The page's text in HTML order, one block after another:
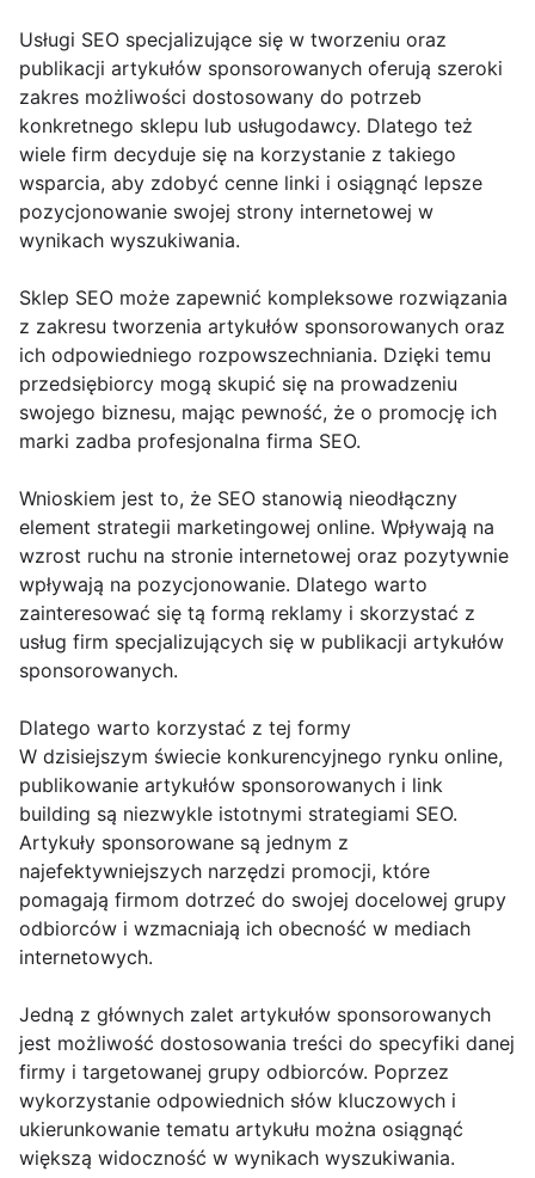
Usługi SEO specjalizujące się w tworzeniu oraz
publikacji artykułów sponsorowanych oferują szeroki
zakres możliwości dostosowany do potrzeb
konkretnego sklepu lub usługodawcy. Dlatego też
wiele firm decyduje się na korzystanie z takiego
wsparcia, aby zdobyć cenne linki i osiągnąć lepsze
pozycjonowanie swojej strony internetowej w
wynikach wyszukiwania.
Sklep SEO może zapewnić kompleksowe rozwiązania
z zakresu tworzenia artykułów sponsorowanych oraz
ich odpowiedniego rozpowszechniania. Dzięki temu
przedsiębiorcy mogą skupić się na prowadzeniu
swojego biznesu, mając pewność, że o promocję ich
marki zadba profesjonalna firma SEO.
Wnioskiem jest to, że SEO stanowią nieodłączny
element strategii marketingowej online. Wpływają na
wzrost ruchu na stronie internetowej oraz pozytywnie
wpływają na pozycjonowanie. Dlatego warto
zainteresować się tą formą reklamy i skorzystać z
usług firm specjalizujących się w publikacji artykułów
sponsorowanych.
Dlatego warto korzystać z tej formy
W dzisiejszym świecie konkurencyjnego rynku online,
publikowanie artykułów sponsorowanych i link
building są niezwykle istotnymi strategiami SEO.
Artykuły sponsorowane są jednym z
najefektywniejszych narzędzi promocji, które
pomagają firmom dotrzeć do swojej docelowej grupy
odbiorców i wzmacniają ich obecność w mediach
internetowych.
Jedną z głównych zalet artykułów sponsorowanych
jest możliwość dostosowania treści do specyfiki danej
firmy i targetowanej grupy odbiorców. Poprzez
wykorzystanie odpowiednich słów kluczowych i
ukierunkowanie tematu artykułu można osiągnąć
większą widoczność w wynikach wyszukiwania.